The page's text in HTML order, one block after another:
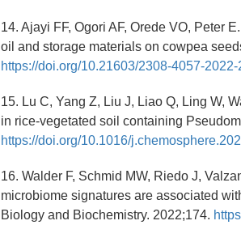
14. Ajayi FF, Ogori AF, Orede VO, Peter
oil and storage materials on cowpea
https://doi.org/10.21603/2308-4057-
15. Lu C, Yang Z, Liu J, Liao Q, Ling W,
in rice-vegetated soil containing
https://doi.org/10.1016/
16. Walder F, Schmid MW, Riedo J,
microbiome signatures are associated
Biology and Biochemistry. 2022;174.